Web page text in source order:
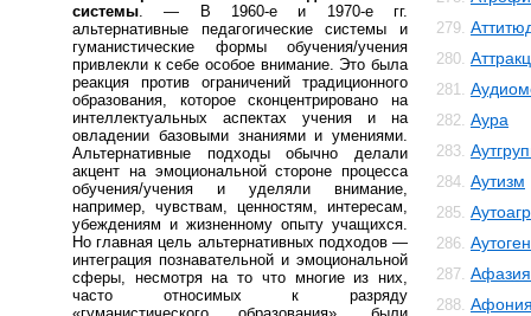
системы. — В 1960-е и 1970-е гг.
альтернативные педагогические системы и
гуманистические формы обучения/учения
привлекли к себе особое внимание. Это была
реакция против ограничений традиционного
образования, которое сконцентрировано на
интеллектуальных аспектах учения и на
овладении базовыми знаниями и умениями.
Альтернативные подходы обычно делали
акцент на эмоциональной стороне процесса
обучения/учения и уделяли внимание,
например, чувствам, ценностям, интересам,
убеждениям и жизненному опыту учащихся.
Но главная цель альтернативных подходов —
интеграция познавательной и эмоциональной
сферы, несмотря на то что многие из них,
часто относимых к разряду
279.
280.
281.
282. Аура
283.
284. Аутизм
285.
286.
287. Афазия
288.